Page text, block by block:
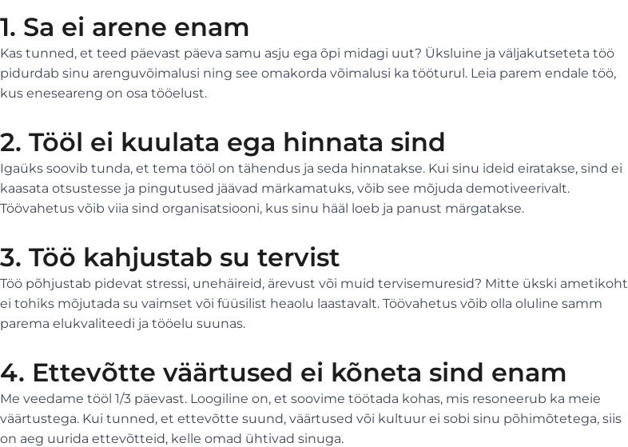
1. Sa ei arene enam
Kas tunned, et teed päevast päeva samu asju ega õpi midagi uut? Üksluine ja väljakutseteta töö
pidurdab sinu arenguvõimalusi ning see omakorda võimalusi ka tööturul. Leia parem endale töö,
kus eneseareng on osa tööelust.
2. Tööl ei kuulata ega hinnata sind
Igaüks soovib tunda, et tema tööl on tähendus ja seda hinnatakse. Kui sinu ideid eiratakse, sind ei
kaasata otsustesse ja pingutused jäävad märkamatuks, võib see mõjuda demotiveerivalt.
Töövahetus võib viia sind organisatsiooni, kus sinu hääl loeb ja panust märgatakse.
3. Töö kahjustab su tervist
Töö põhjustab pidevat stressi, unehäireid, ärevust või muid tervisemuresid? Mitte ükski ametikoht
ei tohiks mõjutada su vaimset või füüsilist heaolu laastavalt. Töövahetus võib olla oluline samm
parema elukvaliteedi ja tööelu suunas.
4. Ettevõtte väärtused ei kõneta sind enam
Me veedame tööl 1/3 päevast. Loogiline on, et soovime töötada kohas, mis resoneerub ka meie
väärtustega. Kui tunned, et ettevõtte suund, väärtused või kultuur ei sobi sinu põhimõtetega, siis
on aeg uurida ettevõtteid, kelle omad ühtivad sinuga.